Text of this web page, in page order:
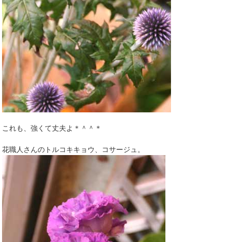
これも、強くて丈夫よ＊＾＾＊
花職人さんのトルコキキョウ、コサージュ。